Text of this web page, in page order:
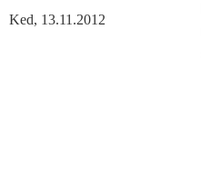
Ked, 13.11.2012